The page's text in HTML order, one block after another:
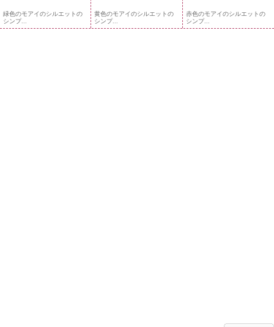
緑色のモアイのシルエットの
シンプ...
黄色のモアイのシルエットの
シンプ...
赤色のモアイのシルエットの
シンプ...